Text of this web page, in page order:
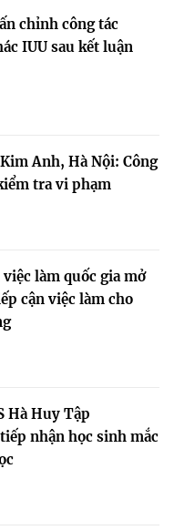
chỉnh công tác
IUU sau kết luận
Anh, Hà Nội: Công
tra vi phạm
việc làm quốc gia mở
cận việc làm cho
Hà Huy Tập
nhận học sinh mắc